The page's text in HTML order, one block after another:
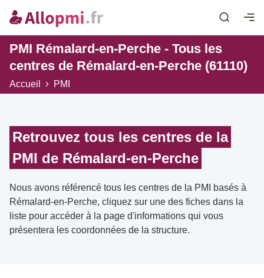
PMI Rémalard-en-Perche - Tous les
centres de Rémalard-en-Perche (61110)
Accueil PMI
Retrouvez tous les centres de la
PMI de Rémalard-en-Perche
Nous avons référencé tous les centres de la PMI basés à
Rémalard-en-Perche, cliquez sur une des fiches dans la
liste pour accéder à la page d'informations qui vous
présentera les coordonnées de la structure.